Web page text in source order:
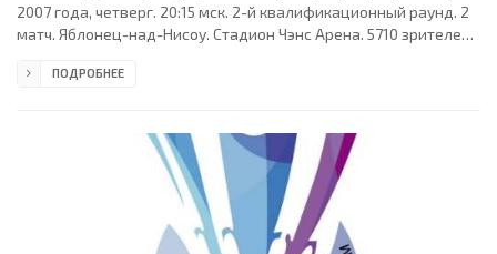
2007 года, четверг. 20:15 мск. 2-й квалификационный раунд. 2
матч. Яблонец-над-Нисоу. Стадион Чэнс Арена. 5710 зрителей
Димитрис Берсис (Греция), Костас Далас (Греция). Резервный:
Гомола, Милан Фукал, Лукаш Ваха (Иржи Крейци, 88),
Мирослав Баранек (к), Людек
ПОДРОБНЕЕ